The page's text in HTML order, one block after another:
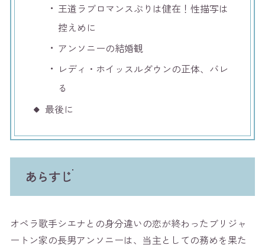
王道ラブロマンスぶりは健在！性描写は
控えめに
アンソニーの結婚観
レディ・ホイッスルダウンの正体、バレ
る
最後に
あらすじ
オペラ歌手シエナとの身分違いの恋が終わったブリジャ
ートン家の長男アンソニーは、当主としての務めを果た